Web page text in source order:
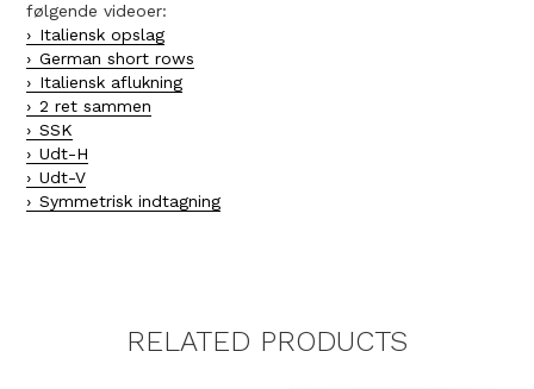
følgende videoer:
Italiensk opslag
German short rows
Italiensk aflukning
2 ret sammen
SSK
Udt-H
Udt-V
Symmetrisk indtagning
RELATED PRODUCTS